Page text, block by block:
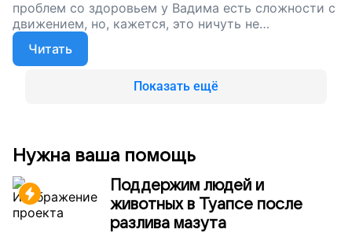
проблем со здоровьем у Вадима есть сложности с
движением, но, кажется, это ничуть не
останавливает подвижного мальчишку. Вадим не
просто ходит – он бегает! Такое чувство, что
ограничений в движении для него просто не
Читать
Показать ещё
Нужна ваша помощь
Поддержим людей и
животных в Туапсе после
разлива мазута